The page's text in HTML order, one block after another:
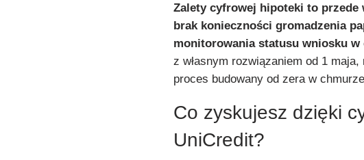
Zalety cyfrowej hipoteki to przede
brak konieczności gromadzenia
monitorowania statusu wniosku
z własnym rozwiązaniem od 1
proces budowany od zera w
Co zyskujesz dzięki
UniCredit?